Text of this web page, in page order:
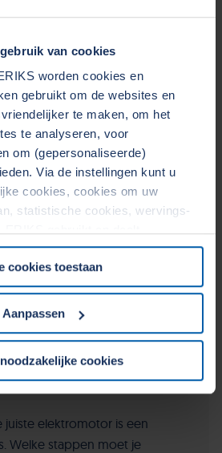
van cookies
worden cookies en
gebruikt om de websites en
te maken, om het
te analyseren, voor
om (gepersonaliseerde)
Via de instellingen kunt u
cookies, cookies om uw
statistische cookies, wervings-
Derden. Door op de OK-knop te
met het gebruik van alle cookies
voor de bijbehorende verwerking
Zie voor meer informatie
wijzigen of intrekken in het
website.
cookies toestaan
Aanpassen
cookies
elektromotor in 6
juiste elektromotor is een
Welke stappen moet je